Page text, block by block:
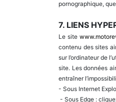
pornographique,
7. LIENS
Le site
contenu des sites
sur l’ordinateur de
site. Les données
entraîner
- Sous Internet
- Sous Edge :